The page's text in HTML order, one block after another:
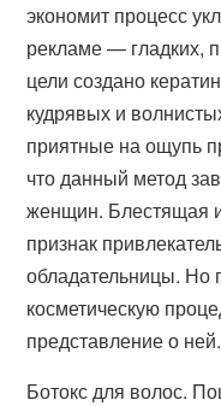
экономит процесс
рекламе — гладких,
цели создано
кудрявых и
приятные на ощупь
что данный метод
женщин. Блестящая
признак
обладательницы. Но
косметическую
представление о ней.
Ботокс для волос.